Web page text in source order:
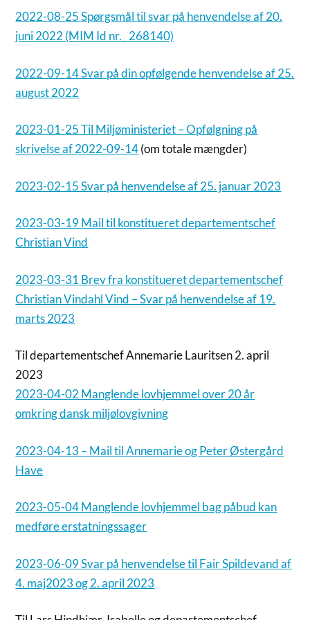
2022-08-25 Spørgsmål til svar på henvendelse af 20.
juni 2022 (MIM Id nr._ 268140)
2022-09-14 Svar på din opfølgende henvendelse af 25.
august 2022
2023-01-25 Til Miljøministeriet – Opfølgning på
skrivelse af 2022-09-14(om totale mængder)
2023-02-15 Svar på henvendelse af 25. januar 2023
2023-03-19 Mail til konstitueret departementschef
Christian Vind
2023-03-31 Brev fra konstitueret departementschef
Christian Vindahl Vind – Svar på henvendelse af 19.
marts 2023
Til departementschef Annemarie Lauritsen 2. april
2023
2023-04-02 Manglende lovhjemmel over 20 år
omkring dansk miljølovgivning
2023-04-13 – Mail til Annemarie og Peter Østergård
Have
2023-05-04 Manglende lovhjemmel bag påbud kan
medføre erstatningssager
2023-06-09 Svar på henvendelse til Fair Spildevand af
4. maj2023 og 2. april 2023